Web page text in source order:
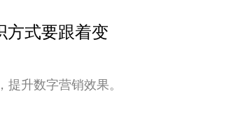
方式要跟着变
升数字营销效果。